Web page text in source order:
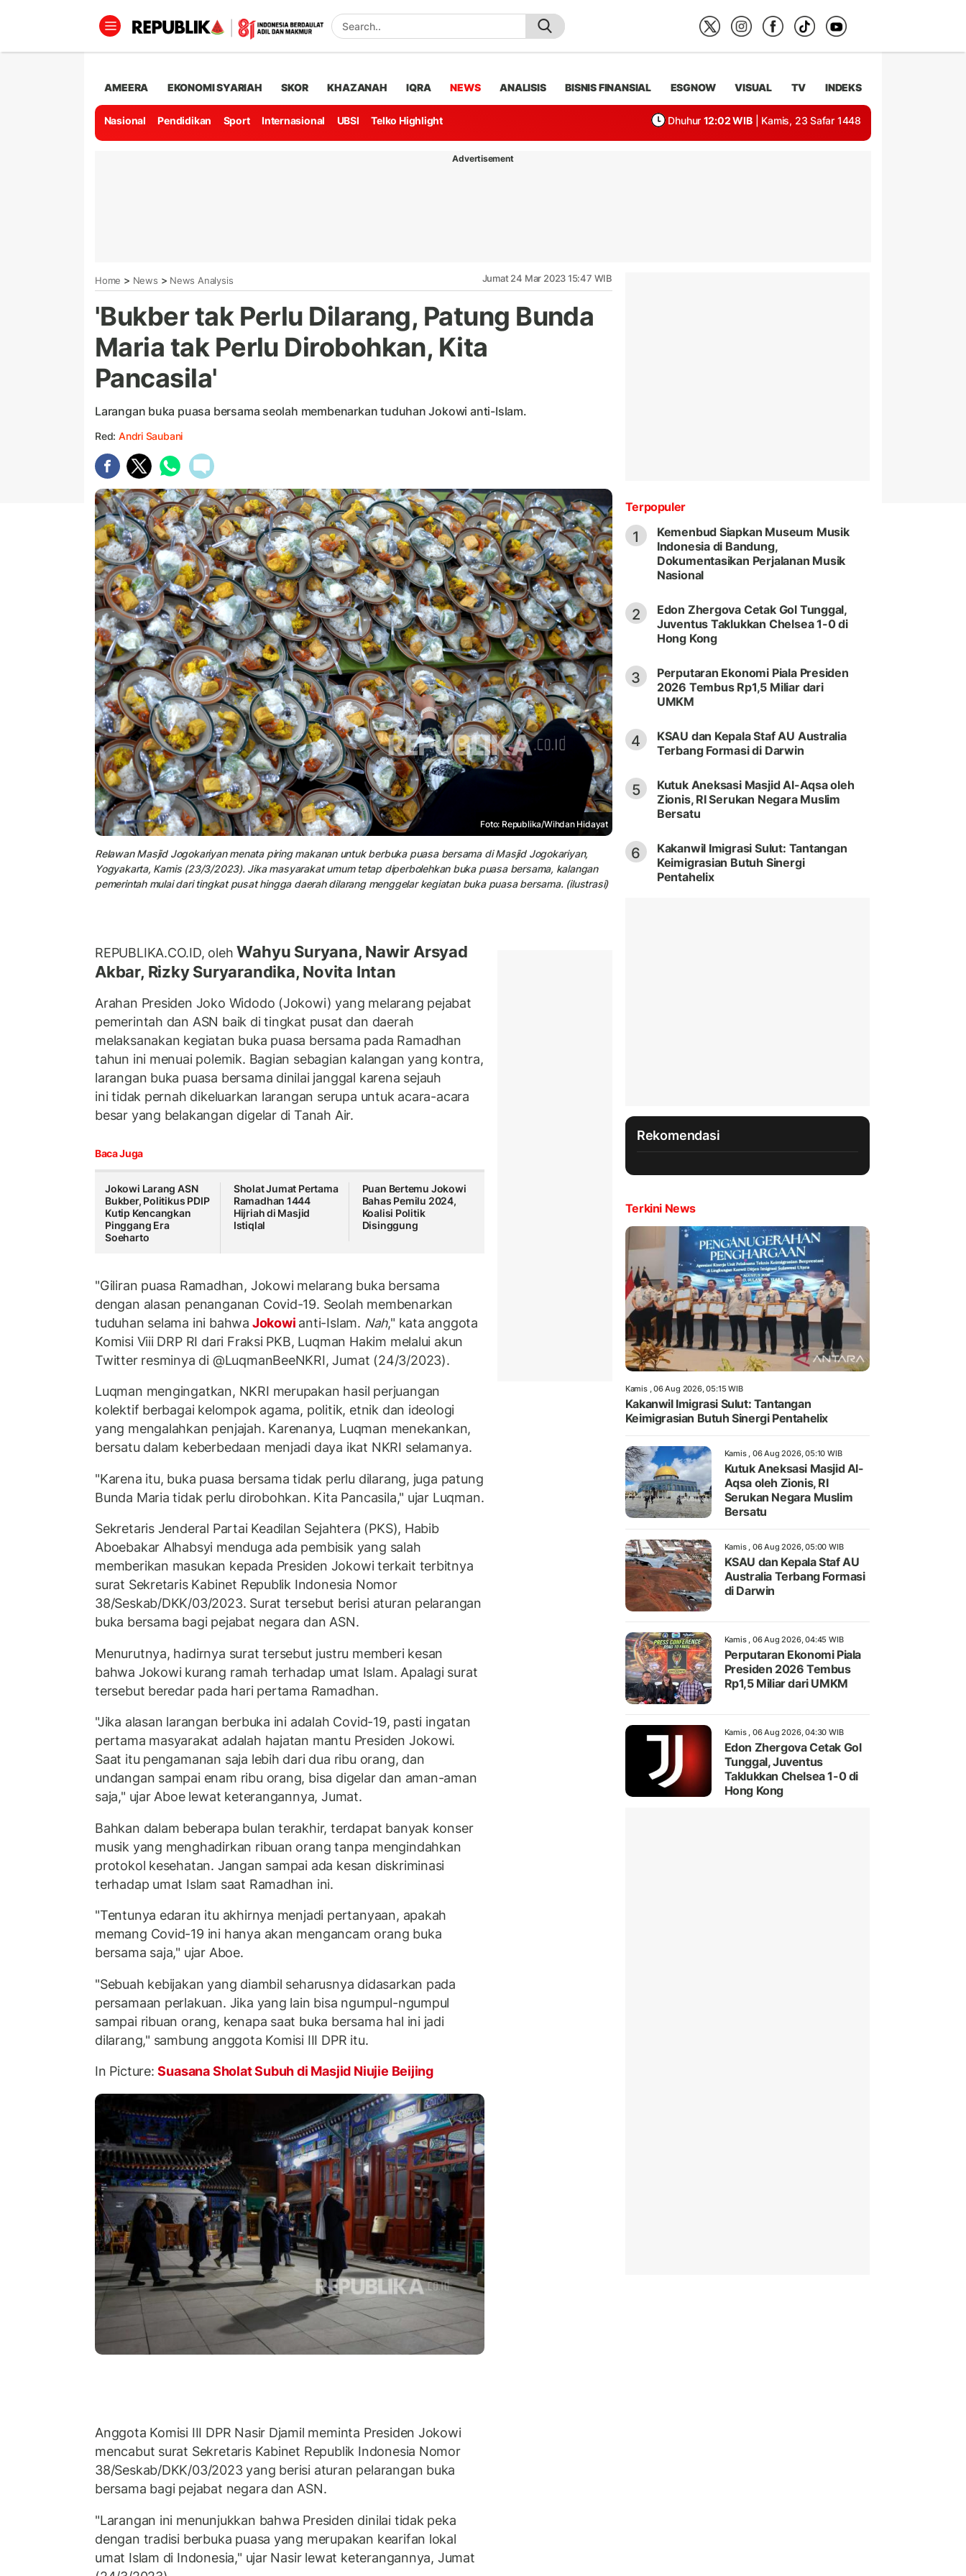
AMEERA EKONOMI SYARIAH SKOR KHAZANAH IQRA NEWS ANALISIS BISNIS FINANSIAL ESGNOW VISUAL TV INDEKS
Nasional Pendidikan Sport Internasional UBSI Telko Highlight Dhuhur 12:02 WIB | Kamis, 23 Safar 1448
Advertisement
Home > News > News Analysis Jumat 24 Mar 2023 15:47 WIB
'Bukber tak Perlu Dilarang, Patung Bunda
Maria tak Perlu Dirobohkan, Kita
Pancasila'
Larangan buka puasa bersama seolah membenarkan tuduhan Jokowi anti-Islam.
Red: Andri Saubani
Foto: Republika/Wihdan Hidayat
Relawan Masjid Jogokariyan menata piring makanan untuk berbuka puasa bersama di Masjid Jogokariyan,
Yogyakarta, Kamis (23/3/2023). Jika masyarakat umum tetap diperbolehkan buka puasa bersama, kalangan
pemerintah mulai dari tingkat pusat hingga daerah dilarang menggelar kegiatan buka puasa bersama. (ilustrasi)
REPUBLIKA.CO.ID, oleh Wahyu Suryana, Nawir Arsyad
Akbar, Rizky Suryarandika, Novita Intan
Arahan Presiden Joko Widodo (Jokowi) yang melarang pejabat
pemerintah dan ASN baik di tingkat pusat dan daerah
melaksanakan kegiatan buka puasa bersama pada Ramadhan
tahun ini menuai polemik. Bagian sebagian kalangan yang kontra,
larangan buka puasa bersama dinilai janggal karena sejauh
ini tidak pernah dikeluarkan larangan serupa untuk acara-acara
besar yang belakangan digelar di Tanah Air.
Baca Juga
Jokowi Larang ASN
Bukber, Politikus PDIP
Kutip Kencangkan
Pinggang Era
Soeharto
Sholat Jumat Pertama
Ramadhan 1444
Hijriah di Masjid
Istiqlal
Puan Bertemu Jokowi
Bahas Pemilu 2024,
Koalisi Politik
Disinggung
"Giliran puasa Ramadhan, Jokowi melarang buka bersama
dengan alasan penanganan Covid-19. Seolah membenarkan
tuduhan selama ini bahwa Jokowi anti-Islam. Nah," kata anggota
Komisi Viii DRP RI dari Fraksi PKB, Luqman Hakim melalui akun
Twitter resminya di @LuqmanBeeNKRI, Jumat (24/3/2023).
Luqman mengingatkan, NKRI merupakan hasil perjuangan
kolektif berbagai kelompok agama, politik, etnik dan ideologi
yang mengalahkan penjajah. Karenanya, Luqman menekankan,
bersatu dalam keberbedaan menjadi daya ikat NKRI selamanya.
"Karena itu, buka puasa bersama tidak perlu dilarang, juga patung
Bunda Maria tidak perlu dirobohkan. Kita Pancasila," ujar Luqman.
Sekretaris Jenderal Partai Keadilan Sejahtera (PKS), Habib
Aboebakar Alhabsyi menduga ada pembisik yang salah
memberikan masukan kepada Presiden Jokowi terkait terbitnya
surat Sekretaris Kabinet Republik Indonesia Nomor
38/Seskab/DKK/03/2023. Surat tersebut berisi aturan pelarangan
buka bersama bagi pejabat negara dan ASN.
Menurutnya, hadirnya surat tersebut justru memberi kesan
bahwa Jokowi kurang ramah terhadap umat Islam. Apalagi surat
tersebut beredar pada hari pertama Ramadhan.
"Jika alasan larangan berbuka ini adalah Covid-19, pasti ingatan
pertama masyarakat adalah hajatan mantu Presiden Jokowi.
Saat itu pengamanan saja lebih dari dua ribu orang, dan
undangan sampai enam ribu orang, bisa digelar dan aman-aman
saja," ujar Aboe lewat keterangannya, Jumat.
Bahkan dalam beberapa bulan terakhir, terdapat banyak konser
musik yang menghadirkan ribuan orang tanpa mengindahkan
protokol kesehatan. Jangan sampai ada kesan diskriminasi
terhadap umat Islam saat Ramadhan ini.
"Tentunya edaran itu akhirnya menjadi pertanyaan, apakah
memang Covid-19 ini hanya akan mengancam orang buka
bersama saja," ujar Aboe.
"Sebuah kebijakan yang diambil seharusnya didasarkan pada
persamaan perlakuan. Jika yang lain bisa ngumpul-ngumpul
sampai ribuan orang, kenapa saat buka bersama hal ini jadi
dilarang," sambung anggota Komisi III DPR itu.
In Picture:Suasana Sholat Subuh di Masjid Niujie Beijing
Anggota Komisi III DPR Nasir Djamil meminta Presiden Jokowi
mencabut surat Sekretaris Kabinet Republik Indonesia Nomor
38/Seskab/DKK/03/2023 yang berisi aturan pelarangan buka
bersama bagi pejabat negara dan ASN.
"Larangan ini menunjukkan bahwa Presiden dinilai tidak peka
dengan tradisi berbuka puasa yang merupakan kearifan lokal
umat Islam di Indonesia," ujar Nasir lewat keterangannya, Jumat
Terpopuler
1
Kemenbud Siapkan Museum Musik
Indonesia di Bandung,
Dokumentasikan Perjalanan Musik
Nasional
2
Edon Zhergova Cetak Gol Tunggal,
Juventus Taklukkan Chelsea 1-0 di
Hong Kong
3
Perputaran Ekonomi Piala Presiden
2026 Tembus Rp1,5 Miliar dari
UMKM
4
KSAU dan Kepala Staf AU Australia
Terbang Formasi di Darwin
5
Kutuk Aneksasi Masjid Al-Aqsa oleh
Zionis, RI Serukan Negara Muslim
Bersatu
6
Kakanwil Imigrasi Sulut: Tantangan
Keimigrasian Butuh Sinergi
Pentahelix
Rekomendasi
Terkini News
Kamis , 06 Aug 2026, 05:15 WIB
Kakanwil Imigrasi Sulut: Tantangan
Keimigrasian Butuh Sinergi Pentahelix
Kamis , 06 Aug 2026, 05:10 WIB
Kutuk Aneksasi Masjid Al-
Aqsa oleh Zionis, RI
Serukan Negara Muslim
Bersatu
Kamis , 06 Aug 2026, 05:00 WIB
KSAU dan Kepala Staf AU
Australia Terbang Formasi
di Darwin
Kamis , 06 Aug 2026, 04:45 WIB
Perputaran Ekonomi Piala
Presiden 2026 Tembus
Rp1,5 Miliar dari UMKM
Kamis , 06 Aug 2026, 04:30 WIB
Edon Zhergova Cetak Gol
Tunggal, Juventus
Taklukkan Chelsea 1-0 di
Hong Kong